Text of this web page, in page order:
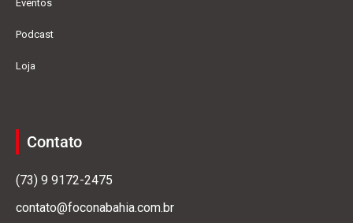
Eventos
Podcast
Loja
Contato
(73) 9 9172-2475
contato@foconabahia.com.br